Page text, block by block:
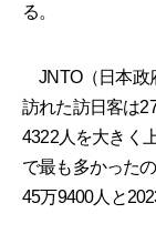
る。
JNTO（日本政
訪れた訪日客は
4322人を大きく
で最も多かった
45万9400人と